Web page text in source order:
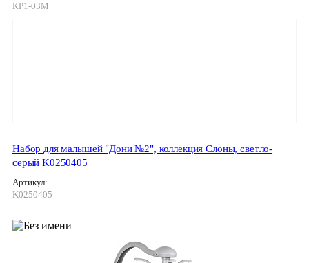
КР1-03М
Набор для малышей "Дони №2", коллекция Слоны, светло-
серый K0250405
Артикул:
K0250405